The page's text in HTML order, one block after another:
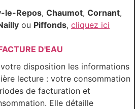
le-Repos, Chaumot, Cornant,
ou Piffonds, cliquez ici
D'EAU
disposition les informations
lecture : votre consommation
de facturation et
Elle détaille